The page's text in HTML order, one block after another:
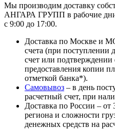
Мы производим доставку
АНГАРА ГРУПП в рабочие
с 9:00 до 17:00.
Доставка по Москве и
счета (при поступлении
счет или подтверждении
предоставления копии
отметкой банка*).
Самовывоз – в день
расчетный счет, при
Доставка по России – от
региона и сложности
денежных средств на